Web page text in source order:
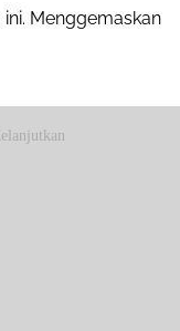
Menggemaskan